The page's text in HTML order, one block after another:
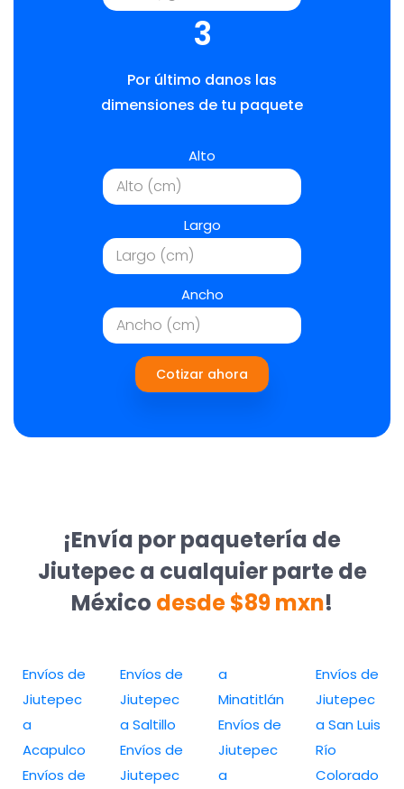
3
Por último danos las
dimensiones de tu paquete
Alto
Largo
Ancho
Cotizar ahora
¡Envía por paquetería de
Jiutepec a cualquier parte de
México desde $89 mxn!
Envíos de
Jiutepec
a
Acapulco
Envíos de
Envíos de
Jiutepec
a Saltillo
Envíos de
Jiutepec
a
Minatitlán
Envíos de
Jiutepec
a
Envíos de
Jiutepec
a San Luis
Río
Colorado